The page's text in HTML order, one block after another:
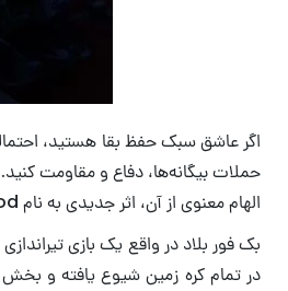
اگر عاشق سبک حفظ بقا هستید،
حملات بیگانه‌ها، دفاع و مقاومت
الهام معنوی از آن، اثر جدیدی به نام Back 4 Blood خلق کرده است.
بک فور بلاد در واقع یک بازی
در تمام کره زمین شیوع یافته و بخش